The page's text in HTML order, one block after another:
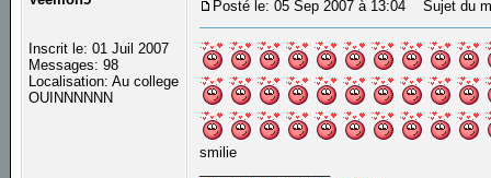
Inscrit le: 01 Juil 2007
Messages: 98
Localisation: Au college
OUINNNNNN
Posté le: 05 Sep 2007 à 13:04 Sujet du
smilie